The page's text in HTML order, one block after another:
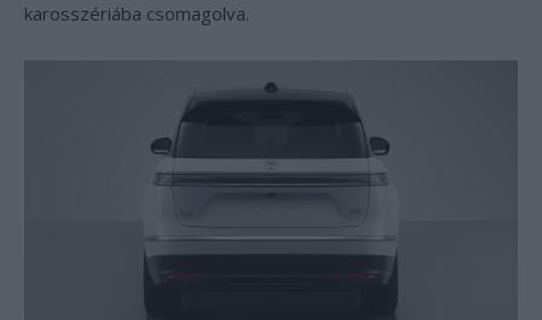
karosszériába csomagolva.